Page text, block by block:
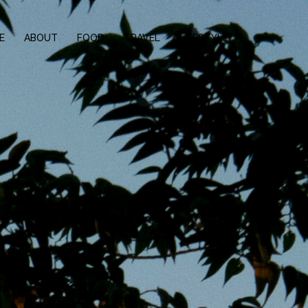
ABOUT FOOD TRAVEL LIFESTYLE